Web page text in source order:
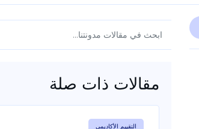
مقالات ذات صلة
التقييم الأكاديمي